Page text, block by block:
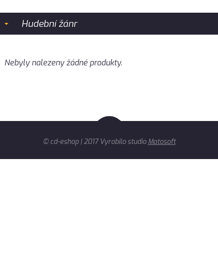
Hudební žánr
Nebyly nalezeny žádné produkty.
© cd-eshop | 2017 Vyrobilo studio Matosoft